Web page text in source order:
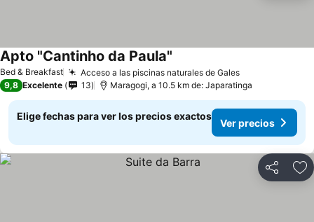
Bed & Breakfast Acceso a las piscinas naturales de GalesVer precios
Apto "Cantinho da Paula"
9,8 Excelente 13 Maragogi, a 10.5 km de: Japaratinga
Elige fechas para ver los precios exactos
Ver precios
Compartir